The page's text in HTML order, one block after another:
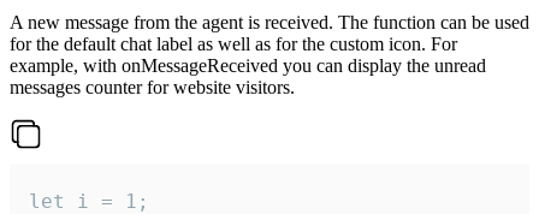
A new message from the agent is received. The function can be used
for the default chat label as well as for the custom icon. For
example, with onMessageReceived you can display the unread
messages counter for website visitors.
let i = 1;